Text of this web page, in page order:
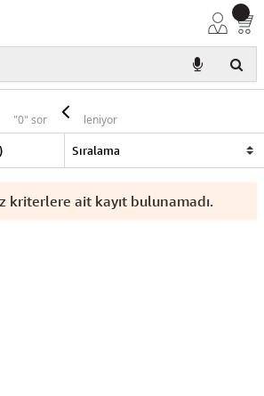
YCL
"0" sonuç listeleniyor
kriterlere ait kayıt bulunamadı.